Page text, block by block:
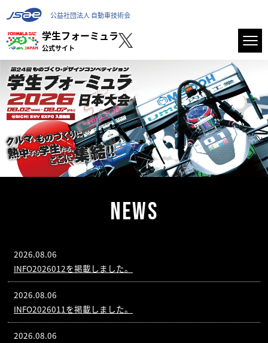
学生フォーミュラ
公式サイト
公益社団法人 自動車技術会
NEWS
2026.08.06
INFO2026012を掲載しました。
2026.08.06
INFO2026011を掲載しました。
2026.08.06